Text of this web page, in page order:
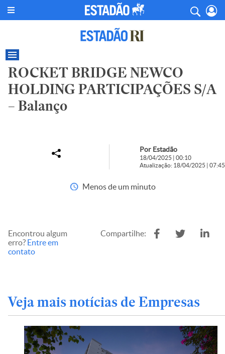
ROCKET BRIDGE NEWCO
HOLDING PARTICIPAÇÕES S/A
– Balanço
Por Estadão
18/04/2025 | 00:10
Atualização: 18/04/2025 | 07:45
Menos de um minuto
Encontrou algum
erro? Entre em
contato
Compartilhe:
Veja mais notícias de Empresas